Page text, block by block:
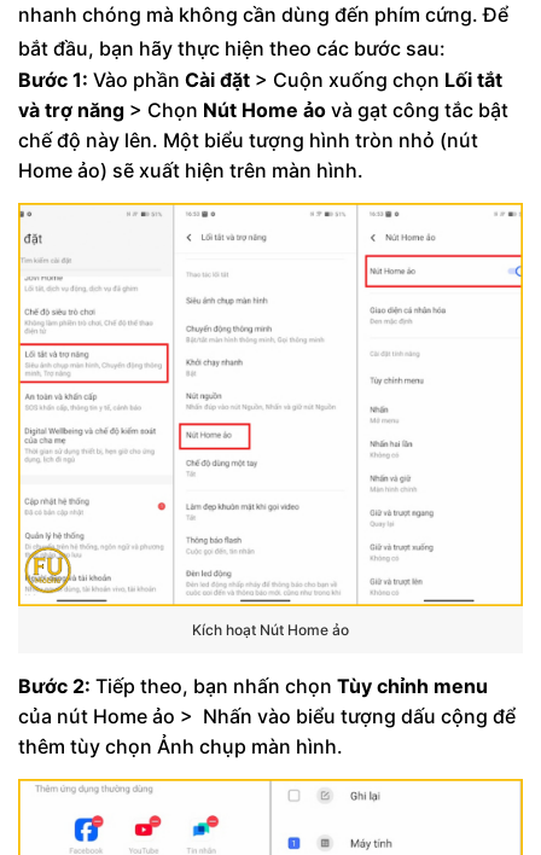
nhanh chóng mà không cần dùng đến phím cứng. Để
bắt đầu, bạn hãy thực hiện theo các bước sau:
Bước 1: Vào phần Cài đặt > Cuộn xuống chọn Lối tắt
và trợ năng > Chọn Nút Home ảo và gạt công tắc bật
chế độ này lên. Một biểu tượng hình tròn nhỏ (nút
Home ảo) sẽ xuất hiện trên màn hình.
Kích hoạt Nút Home ảo
Bước 2: Tiếp theo, bạn nhấn chọn Tùy chỉnh menu
của nút Home ảo > Nhấn vào biểu tượng dấu cộng để
thêm tùy chọn Ảnh chụp màn hình.